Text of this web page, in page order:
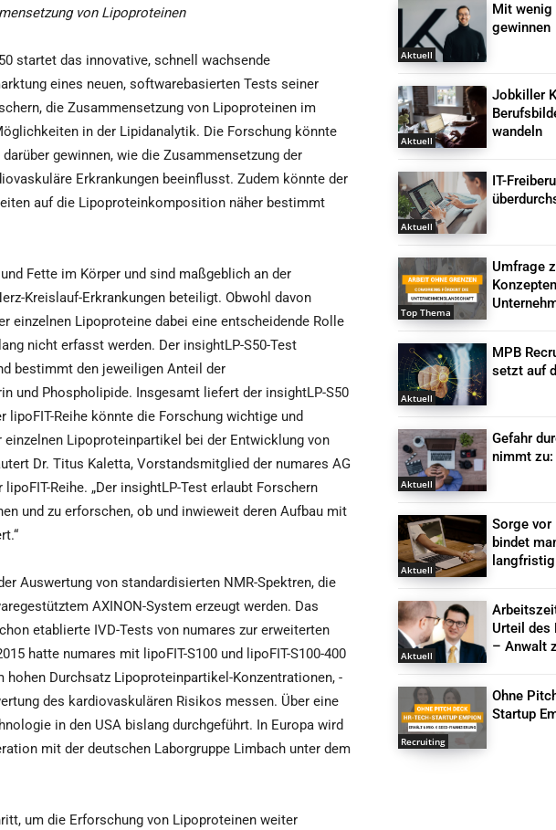
von Lipoproteinen
startet das innovative, schnell wachsende
eines neuen, softwarebasierten Tests seiner
die Zusammensetzung von Lipoproteinen im
in der Lipidanalytik. Die Forschung könnte
gewinnen, wie die Zusammensetzung der
Erkrankungen beeinflusst. Zudem könnte der
auf die Lipoproteinkomposition näher bestimmt
Fette im Körper und sind maßgeblich an der
Kreislauf-Erkrankungen beteiligt. Obwohl davon
einzelnen Lipoproteine dabei eine entscheidende Rolle
nicht erfasst werden. Der insightLP-S50-Test
bestimmt den jeweiligen Anteil der
und Phospholipide. Insgesamt liefert der insightLP-S50
lipoFIT-Reihe könnte die Forschung wichtige und
Lipoproteinpartikel bei der Entwicklung von
Dr. Titus Kaletta, Vorstandsmitglied der numares AG
Reihe. „Der insightLP-Test erlaubt Forschern
und zu erforschen, ob und inwieweit deren Aufbau mit
Auswertung von standardisierten NMR-Spektren, die
AXINON-System erzeugt werden. Das
etablierte IVD-Tests von numares zur erweiterten
hatte numares mit lipoFIT-S100 und lipoFIT-S100-400
Durchsatz Lipoproteinpartikel-Konzentrationen, -
des kardiovaskulären Risikos messen. Über eine
in den USA bislang durchgeführt. In Europa wird
mit der deutschen Laborgruppe Limbach unter dem
um die Erforschung von Lipoproteinen weiter
Aktuell
Mit wenig
gewinnen
Aktuell
Jobkiller
wandeln
Aktuell
IT-
Top Thema
Umfrage
Aktuell
MPB
setzt auf
Aktuell
Gefahr
nimmt zu:
Aktuell
Sorge vor
bindet
Aktuell
Urteil des
– Anwalt
Recruiting
Ohne
Startup